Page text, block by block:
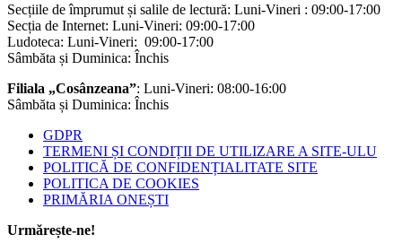
Secțiile de împrumut și salile de lectură: Luni-Vineri : 09:00-17:00
Secția de Internet: Luni-Vineri: 09:00-17:00
Ludoteca: Luni-Vineri: 09:00-17:00
Sâmbăta și Duminica: Închis
Filiala „Cosânzeana”: Luni-Vineri: 08:00-16:00
Sâmbăta și Duminica: Închis
GDPR
TERMENI ȘI CONDIȚII DE UTILIZARE A SITE-ULU
POLITICĂ DE CONFIDENȚIALITATE SITE
POLITICA DE COOKIES
PRIMĂRIA ONEȘTI
Urmărește-ne!